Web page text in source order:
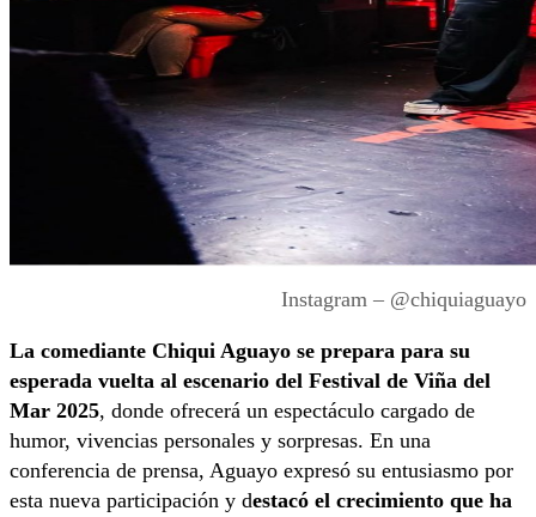
Instagram – @chiquiaguayo
La comediante Chiqui Aguayo se prepara para su
esperada vuelta al escenario del Festival de Viña del
Mar 2025, donde ofrecerá un espectáculo cargado de
humor, vivencias personales y sorpresas. En una
conferencia de prensa, Aguayo expresó su entusiasmo por
esta nueva participación y destacó el crecimiento que ha